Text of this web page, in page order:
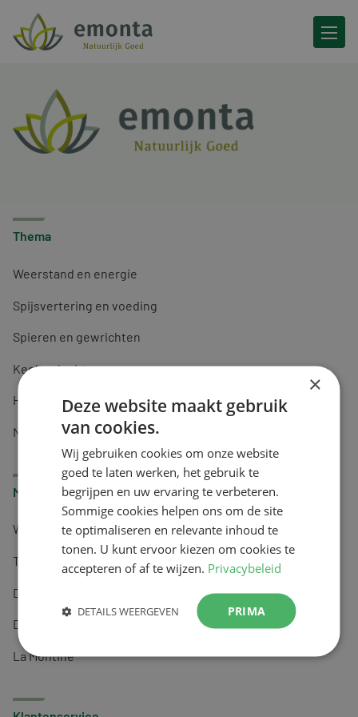
Ga naar de inhoud
Thema
Weerstand en energie
Spijsvertering en voeding
Spieren en gewrichten
Keel en luchtwegen
Huidverzorging
Nachtrust
Merken
Wapiti
Tai-Ginseng
Dermagíq
Draisma
La Montine
×
Deze website maakt gebruik
van cookies.
Wij gebruiken cookies om onze website
goed te laten werken, het gebruik te
begrijpen en uw ervaring te verbeteren.
Sommige cookies helpen ons om de site
te optimaliseren en relevante inhoud te
tonen. U kunt ervoor kiezen om cookies te
accepteren of af te wijzen. Privacybeleid
PRIMA
DETAILS WEERGEVEN